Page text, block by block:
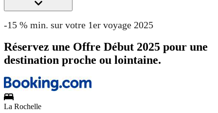
-15 % min. sur votre 1er voyage 2025
Réservez une Offre Début 2025 pour une
destination proche ou lointaine.
La Rochelle